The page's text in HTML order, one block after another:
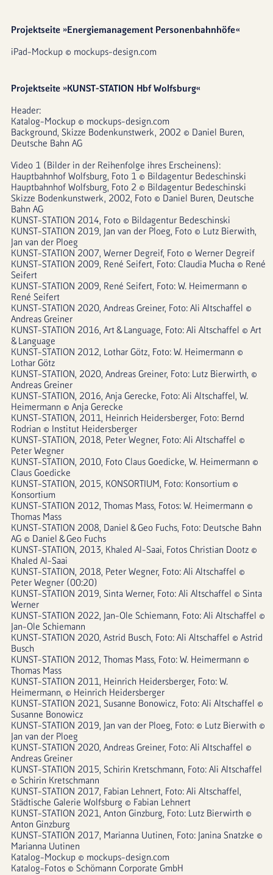
Projektseite »Energiemanagement Personenbahnhöfe«
iPad-Mockup © mockups-design.com
Projektseite »KUNST-STATION Hbf Wolfsburg«
Header:
Katalog-Mockup © mockups-design.com
Background, Skizze Bodenkunstwerk, 2002 © Daniel Buren,
Deutsche Bahn AG
Video 1 (Bilder in der Reihenfolge ihres Erscheinens):
Hauptbahnhof Wolfsburg, Foto 1 © Bildagentur Bedeschinski
Hauptbahnhof Wolfsburg, Foto 2 © Bildagentur Bedeschinski
Skizze Bodenkunstwerk, 2002, Foto © Daniel Buren, Deutsche
Bahn AG
KUNST-STATION 2014, Foto © Bildagentur Bedeschinski
KUNST-STATION 2019, Jan van der Ploeg, Foto © Lutz Bierwith,
Jan van der Ploeg
KUNST-STATION 2007, Werner Degreif, Foto © Werner Degreif
KUNST-STATION 2009, René Seifert, Foto: Claudia Mucha © René
Seifert
KUNST-STATION 2009, René Seifert, Foto: W. Heimermann ©
René Seifert
KUNST-STATION 2020, Andreas Greiner, Foto: Ali Altschaffel ©
Andreas Greiner
KUNST-STATION 2016, Art & Language, Foto: Ali Altschaffel © Art
& Language
KUNST-STATION 2012, Lothar Götz, Foto: W. Heimermann ©
Lothar Götz
KUNST-STATION, 2020, Andreas Greiner, Foto: Lutz Bierwirth, ©
Andreas Greiner
KUNST-STATION, 2016, Anja Gerecke, Foto: Ali Altschaffel, W.
Heimermann © Anja Gerecke
KUNST-STATION, 2011, Heinrich Heidersberger, Foto: Bernd
Rodrian © Institut Heidersberger
KUNST-STATION, 2018, Peter Wegner, Foto: Ali Altschaffel ©
Peter Wegner
KUNST-STATION, 2010, Foto Claus Goedicke, W. Heimermann ©
Claus Goedicke
KUNST-STATION, 2015, KONSORTIUM, Foto: Konsortium ©
Konsortium
KUNST-STATION 2012, Thomas Mass, Fotos: W. Heimermann ©
Thomas Mass
KUNST-STATION 2008, Daniel & Geo Fuchs, Foto: Deutsche Bahn
AG © Daniel & Geo Fuchs
KUNST-STATION, 2013, Khaled Al-Saai, Fotos Christian Dootz ©
Khaled Al-Saai
KUNST-STATION, 2018, Peter Wegner, Foto: Ali Altschaffel ©
Peter Wegner (00:20)
KUNST-STATION 2019, Sinta Werner, Foto: Ali Altschaffel © Sinta
Werner
KUNST-STATION 2022, Jan-Ole Schiemann, Foto: Ali Altschaffel ©
Jan-Ole Schiemann
KUNST-STATION 2020, Astrid Busch, Foto: Ali Altschaffel © Astrid
Busch
KUNST-STATION 2012, Thomas Mass, Foto: W. Heimermann ©
Thomas Mass
KUNST-STATION 2011, Heinrich Heidersberger, Foto: W.
Heimermann, © Heinrich Heidersberger
KUNST-STATION 2021, Susanne Bonowicz, Foto: Ali Altschaffel ©
Susanne Bonowicz
KUNST-STATION 2019, Jan van der Ploeg, Foto: © Lutz Bierwith ©
Jan van der Ploeg
KUNST-STATION 2020, Andreas Greiner, Foto: Ali Altschaffel ©
Andreas Greiner
KUNST-STATION 2015, Schirin Kretschmann, Foto: Ali Altschaffel
© Schirin Kretschmann
KUNST-STATION 2017, Fabian Lehnert, Foto: Ali Altschaffel,
Städtische Galerie Wolfsburg © Fabian Lehnert
KUNST-STATION 2021, Anton Ginzburg, Foto: Lutz Bierwirth ©
Anton Ginzburg
KUNST-STATION 2017, Marianna Uutinen, Foto: Janina Snatzke ©
Marianna Uutinen
Katalog-Mockup © mockups-design.com
Katalog-Fotos © Schömann Corporate GmbH